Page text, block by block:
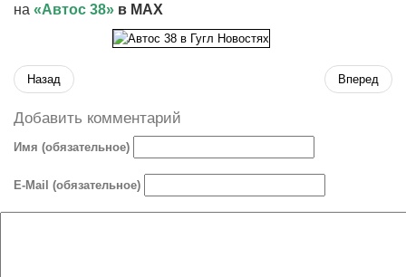
на «Автос 38» в MAX
Назад Вперед
Добавить комментарий
Имя (обязательное)
E-Mail (обязательное)